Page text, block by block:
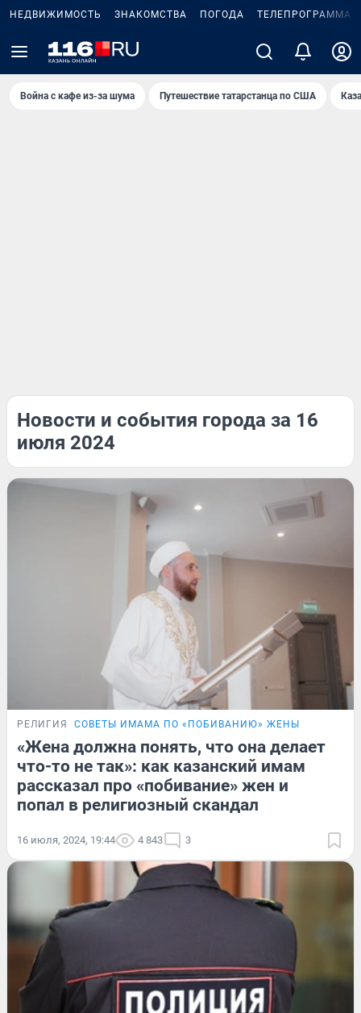
НЕДВИЖИМОСТЬ ЗНАКОМСТВА ПОГОДА ТЕЛЕПРОГРАММА
Война с кафе из-за шума Путешествие татарстанца по США
Новости и события города за 16
июля 2024
РЕЛИГИЯ СОВЕТЫ ИМАМА ПО «ПОБИВАНИЮ» ЖЕНЫ
«Жена должна понять, что она делает
что-то не так»: как казанский имам
рассказал про «побивание» жен и
попал в религиозный скандал
16 июля, 2024, 19:44 4 843 3